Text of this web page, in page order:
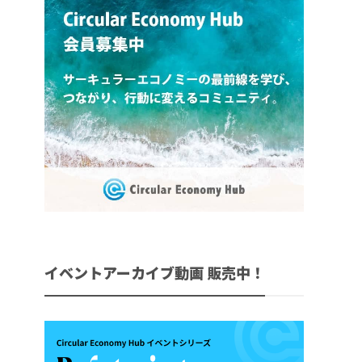
イベントアーカイブ動画 販売中！